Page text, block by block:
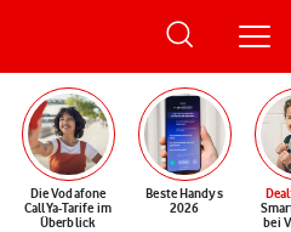
Die Vodafone
CallYa-Tarife im
Überblick
Beste Handys
2026
Deal
bei